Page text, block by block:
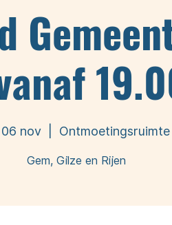
nov Ontmoetingsruimte
Gem, Gilze en Rijen